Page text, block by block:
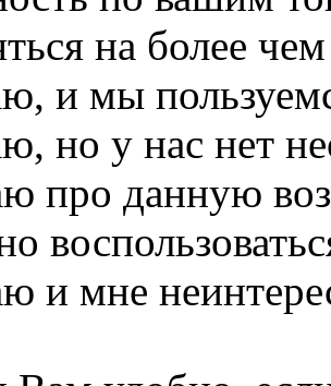
на более
и мы
но у нас нет
про данную
и мне